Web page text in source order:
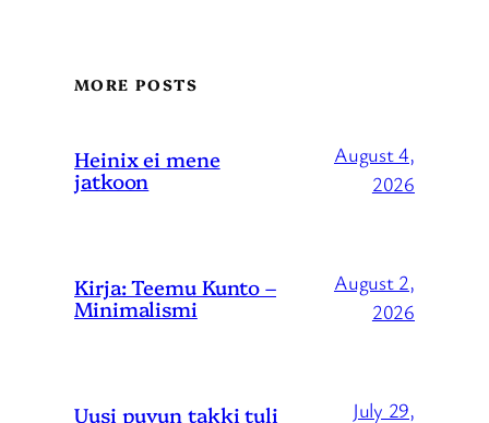
MORE POSTS
Heinix ei mene
jatkoon
August 4,
2026
Kirja: Teemu Kunto –
Minimalismi
August 2,
2026
Uusi puvun takki tuli
July 29,